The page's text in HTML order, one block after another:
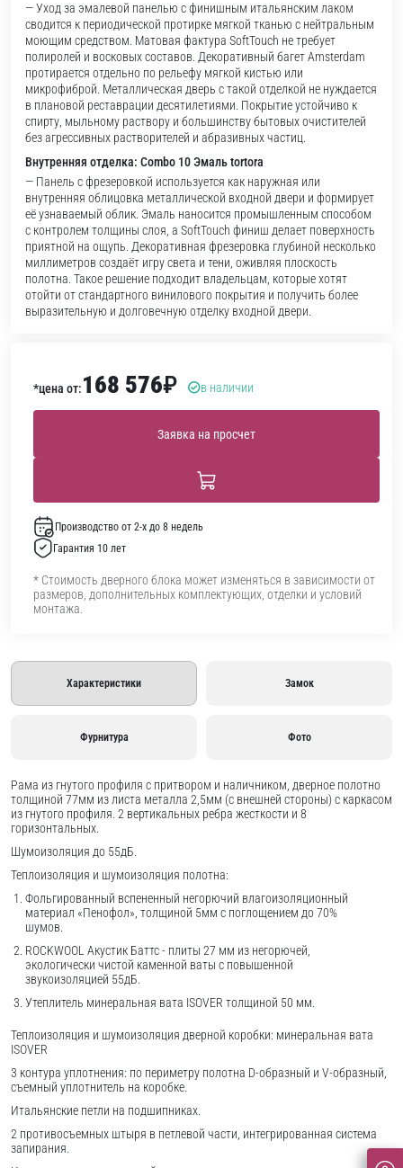
— Уход за эмалевой панелью с финишным итальянским лаком
сводится к периодической протирке мягкой тканью с нейтральным
моющим средством. Матовая фактура SoftTouch не требует
полиролей и восковых составов. Декоративный багет Amsterdam
протирается отдельно по рельефу мягкой кистью или
микрофиброй. Металлическая дверь с такой отделкой не нуждается
в плановой реставрации десятилетиями. Покрытие устойчиво к
спирту, мыльному раствору и большинству бытовых очистителей
без агрессивных растворителей и абразивных частиц.
Внутренняя отделка: Combo 10 Эмаль tortora
— Панель с фрезеровкой используется как наружная или
внутренняя облицовка металлической входной двери и формирует
её узнаваемый облик. Эмаль наносится промышленным способом
с контролем толщины слоя, а SoftTouch финиш делает поверхность
приятной на ощупь. Декоративная фрезеровка глубиной несколько
миллиметров создаёт игру света и тени, оживляя плоскость
полотна. Такое решение подходит владельцам, которые хотят
отойти от стандартного винилового покрытия и получить более
выразительную и долговечную отделку входной двери.
*цена от:168 576₽ в наличии
Заявка на просчет
Производство от 2-х до 8 недель
Гарантия 10 лет
* Стоимость дверного блока может изменяться в зависимости от
размеров, дополнительных комплектующих, отделки и условий
монтажа.
Характеристики Замок
Фурнитура Фото
Рама из гнутого профиля с притвором и наличником, дверное полотно
толщиной 77мм из листа металла 2,5мм (с внешней стороны) c каркасом
из гнутого профиля. 2 вертикальных ребра жесткости и 8
горизонтальных.
Шумоизоляция до 55дБ.
Теплоизоляция и шумоизоляция полотна:
Фольгированный вспененный негорючий влагоизоляционный
материал «Пенофол», толщиной 5мм с поглощением до 70%
шумов.
ROCKWOOL Акустик Баттс - плиты 27 мм из негорючей,
экологически чистой каменной ваты с повышенной
звукоизоляцией 55дБ.
Утеплитель минеральная вата ISOVER толщиной 50 мм.
Теплоизоляция и шумоизоляция дверной коробки: минеральная вата
ISOVER
3 контура уплотнения: по периметру полотна D-образный и V-образный,
съемный уплотнитель на коробке.
Итальянские петли на подшипниках.
2 противосъемных штыря в петлевой части, интегрированная система
запирания.